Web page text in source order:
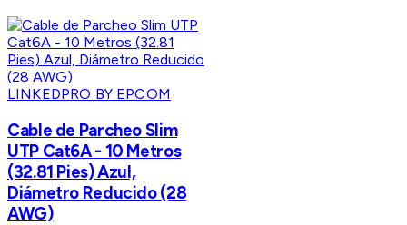
LINKEDPRO BY EPCOM
Cable de Parcheo Slim
UTP Cat6A - 10 Metros
(32.81 Pies) Azul,
Diámetro Reducido (28
AWG)